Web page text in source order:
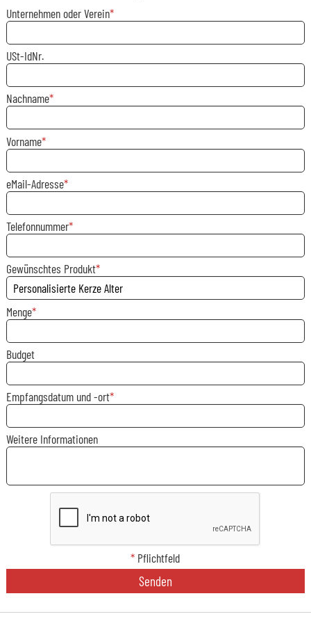
Unternehmen oder Verein
USt-IdNr.
Nachname
Vorname
eMail-Adresse
Telefonnummer
Gewünschtes Produkt
Menge
Budget
Empfangsdatum und -ort
Weitere Informationen
* Pflichtfeld
Senden